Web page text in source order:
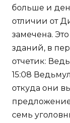
больше и
отличии от
замечена.
зданий, в
отчетик:
15:08
откуда они
семь